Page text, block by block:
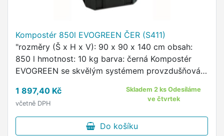
Kompostér 850l EVOGREEN ČER (S411)
"rozměry (Š x H x V): 90 x 90 x 140 cm obsah:
850 l hmotnost: 10 kg barva: černá Kompostér
EVOGREEN se skvělým systémem provzdušňování
klasického …
1 897,40 Kč
včetně DPH
Skladem 2 ks Odesíláme
ve čtvrtek
Do košíku